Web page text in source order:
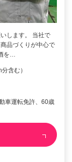
します。 当社で
品づくりが中心で
を…
含む）
車運転免許、60歳